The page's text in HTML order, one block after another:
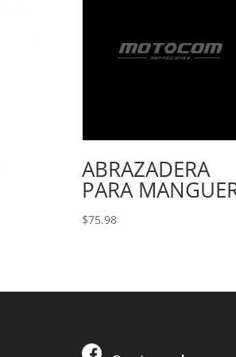
ABRAZADERA
PARA
$75.98